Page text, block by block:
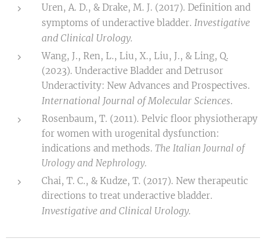
Uren, A. D., & Drake, M. J. (2017). Definition and
symptoms of underactive bladder. Investigative
and Clinical Urology.
Wang, J., Ren, L., Liu, X., Liu, J., & Ling, Q.
(2023). Underactive Bladder and Detrusor
Underactivity: New Advances and Prospectives.
International Journal of Molecular Sciences.
Rosenbaum, T. (2011). Pelvic floor physiotherapy
for women with urogenital dysfunction:
indications and methods. The Italian Journal of
Urology and Nephrology.
Chai, T. C., & Kudze, T. (2017). New therapeutic
directions to treat underactive bladder.
Investigative and Clinical Urology.